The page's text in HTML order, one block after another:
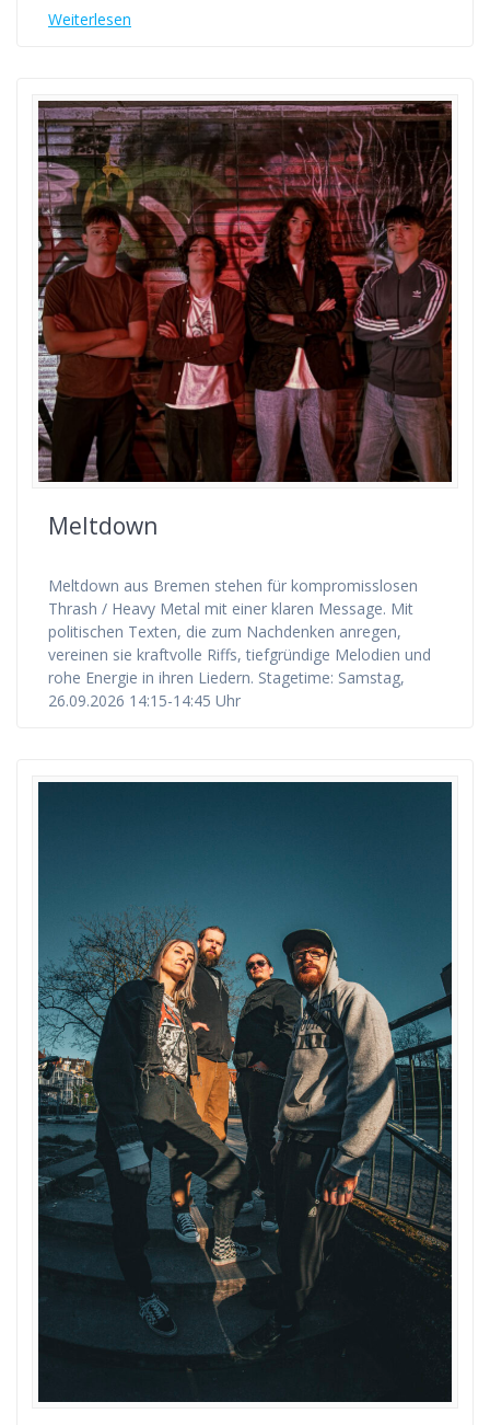
Weiterlesen
Meltdown
Meltdown aus Bremen stehen für kompromisslosen
Thrash / Heavy Metal mit einer klaren Message. Mit
politischen Texten, die zum Nachdenken anregen,
vereinen sie kraftvolle Riffs, tiefgründige Melodien und
rohe Energie in ihren Liedern. Stagetime: Samstag,
26.09.2026 14:15-14:45 Uhr